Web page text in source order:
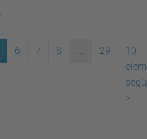
6 7 8 ... 29
10
>